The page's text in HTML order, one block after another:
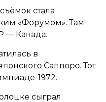
стала
«Форумом». Там
— Канада.
в
Саппоро. Тот
1972.
сыграл